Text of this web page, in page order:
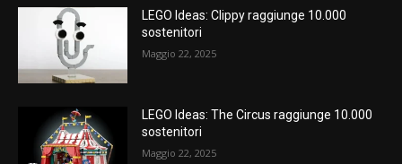
LEGO Ideas: Clippy raggiunge 10.000
sostenitori
Maggio 22, 2025
LEGO Ideas: The Circus raggiunge 10.000
sostenitori
Maggio 22, 2025